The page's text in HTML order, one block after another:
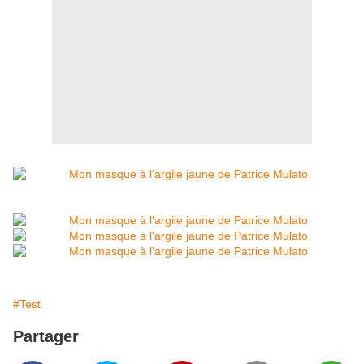
#Test
Partager